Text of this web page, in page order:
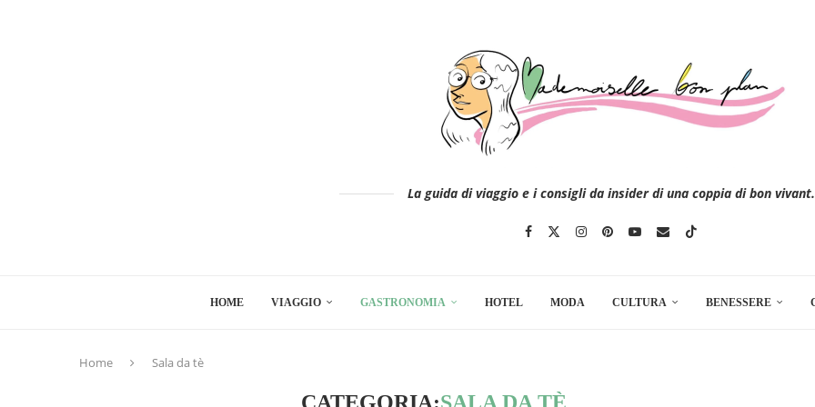
La guida di viaggio e i consigli da insider di una coppia di bon vivant.
HOME VIAGGIO GASTRONOMIA HOTEL MODA CULTURA BENESSERE
Home Sala da tè